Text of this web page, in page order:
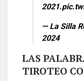
2021.
— La Silla
2024
LAS
TIROTEO